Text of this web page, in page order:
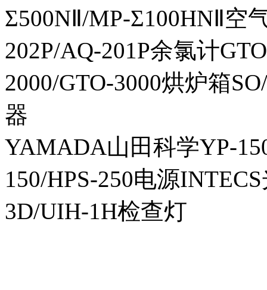
Σ500NⅡ/MP-Σ100HNⅡ空
202P/AQ-201P余氯计
2000/GTO-3000烘炉箱
器
YAMADA山田科学YP-
150/HPS-250电源
3D/UIH-1H检查灯